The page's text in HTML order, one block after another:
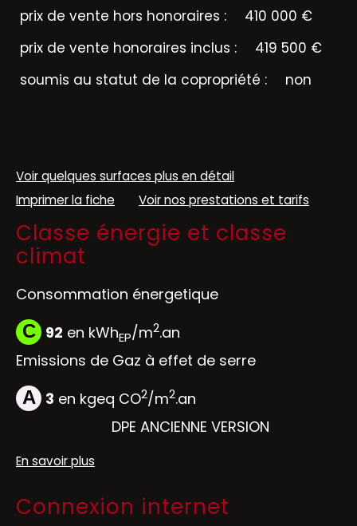
prix de vente hors honoraires :
410 000 €
prix de vente honoraires inclus :
419 500 €
soumis au statut de la copropriété :
non
Voir quelques surfaces plus en détail
Imprimer la fiche
Voir nos prestations et tarifs
Classe énergie et classe
climat
Consommation énergetique
C 92 en kWhEP/m2.an
Emissions de Gaz à effet de serre
A 3 en kgeq CO2/m2.an
DPE ANCIENNE VERSION
En savoir plus
Connexion internet